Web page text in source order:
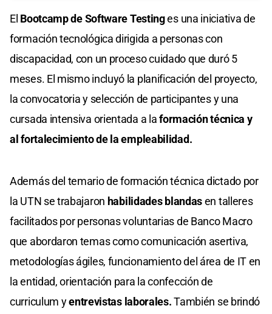
El Bootcamp de Software Testinges una iniciativa de
formación tecnológica dirigida a personas con
discapacidad, con un proceso cuidado que duró 5
meses. El mismo incluyó la planificación del proyecto,
la convocatoria y selección de participantes y una
cursada intensiva orientada a laformación técnica y
al fortalecimiento de la empleabilidad.
Además del temario de formación técnica dictado por
la UTN se trabajaron habilidades blandasen talleres
facilitados por personas voluntarias de Banco Macro
que abordaron temas como comunicación asertiva,
metodologías ágiles, funcionamiento del área de IT en
la entidad, orientación para la confección de
curriculum yentrevistas laborales.También se brindó